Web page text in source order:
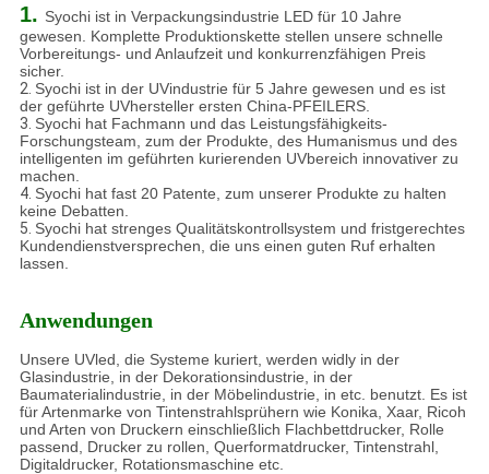
1. Syochi ist in Verpackungsindustrie LED für 10 Jahre
gewesen. Komplette Produktionskette stellen unsere schnelle
Vorbereitungs- und Anlaufzeit und konkurrenzfähigen Preis
sicher.
2. Syochi ist in der UVindustrie für 5 Jahre gewesen und es ist
der geführte UVhersteller ersten China-PFEILERS.
3. Syochi hat Fachmann und das Leistungsfähigkeits-
Forschungsteam, zum der Produkte, des Humanismus und des
intelligenten im geführten kurierenden UVbereich innovativer zu
machen.
4. Syochi hat fast 20 Patente, zum unserer Produkte zu halten
keine Debatten.
5. Syochi hat strenges Qualitätskontrollsystem und fristgerechtes
Kundendienstversprechen, die uns einen guten Ruf erhalten
lassen.
Anwendungen
Unsere UVled, die Systeme kuriert, werden widly in der
Glasindustrie, in der Dekorationsindustrie, in der
Baumaterialindustrie, in der Möbelindustrie, in etc. benutzt. Es ist
für Artenmarke von Tintenstrahlsprühern wie Konika, Xaar, Ricoh
und Arten von Druckern einschließlich Flachbettdrucker, Rolle
passend, Drucker zu rollen, Querformatdrucker, Tintenstrahl,
Digitaldrucker, Rotationsmaschine etc.